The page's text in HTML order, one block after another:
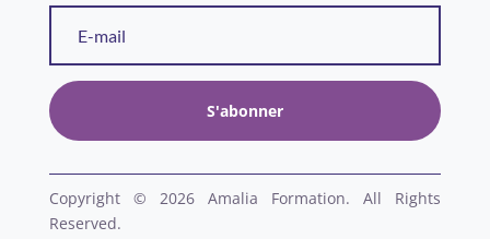
S'abonner
Copyright © 2026 Amalia Formation. All Rights
Reserved.